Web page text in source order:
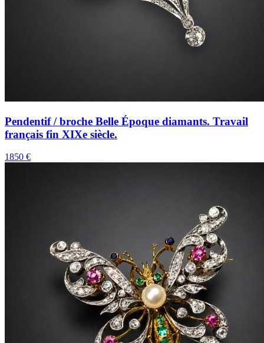
Pendentif / broche Belle Époque diamants. Travail
français fin XIXe siècle.
1850 €